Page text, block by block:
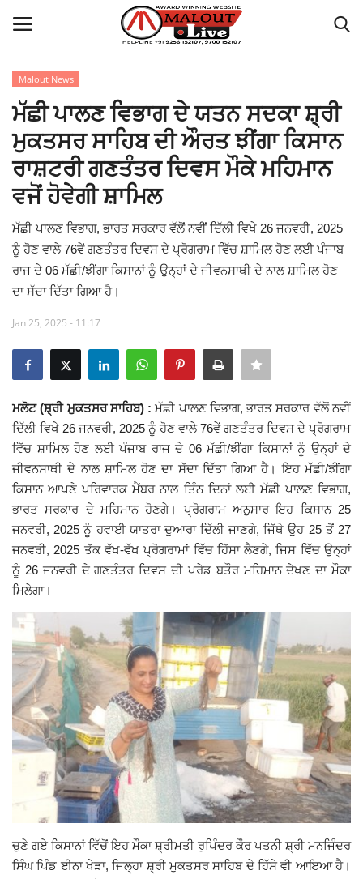
Home
About Us
How to Reach Malout
Privacy Policy
History of Malout
Railway Time Table
Lambi
Sri Muktsar Sahib News
Punjab
Life & Style
Important
Contact Us
Malout News
ਮੱਛੀ ਪਾਲਣ ਵਿਭਾਗ ਦੇ ਯਤਨ ਸਦਕਾ ਸ਼੍ਰੀ
ਮੁਕਤਸਰ ਸਾਹਿਬ ਦੀ ਔਰਤ ਝੀਂਗਾ ਕਿਸਾਨ
ਰਾਸ਼ਟਰੀ ਗਣਤੰਤਰ ਦਿਵਸ ਮੌਕੇ ਮਹਿਮਾਨ
ਵਜੋਂ ਹੋਵੇਗੀ ਸ਼ਾਮਿਲ
ਮੱਛੀ ਪਾਲਣ ਵਿਭਾਗ, ਭਾਰਤ ਸਰਕਾਰ ਵੱਲੋਂ ਨਵੀਂ ਦਿੱਲੀ ਵਿਖੇ 26 ਜਨਵਰੀ, 2025
ਨੂੰ ਹੋਣ ਵਾਲੇ 76ਵੇਂ ਗਣਤੰਤਰ ਦਿਵਸ ਦੇ ਪ੍ਰੋਗਰਾਮ ਵਿੱਚ ਸ਼ਾਮਿਲ ਹੋਣ ਲਈ ਪੰਜਾਬ
ਰਾਜ ਦੇ 06 ਮੱਛੀ/ਝੀਂਗਾ ਕਿਸਾਨਾਂ ਨੂੰ ਉਨ੍ਹਾਂ ਦੇ ਜੀਵਨਸਾਥੀ ਦੇ ਨਾਲ ਸ਼ਾਮਿਲ ਹੋਣ
ਦਾ ਸੱਦਾ ਦਿੱਤਾ ਗਿਆ ਹੈ।
Jan 25, 2025 - 11:17
ਮਲੋਟ (ਸ਼੍ਰੀ ਮੁਕਤਸਰ ਸਾਹਿਬ) : ਮੱਛੀ ਪਾਲਣ ਵਿਭਾਗ, ਭਾਰਤ ਸਰਕਾਰ ਵੱਲੋਂ ਨਵੀਂ
ਦਿੱਲੀ ਵਿਖੇ 26 ਜਨਵਰੀ, 2025 ਨੂੰ ਹੋਣ ਵਾਲੇ 76ਵੇਂ ਗਣਤੰਤਰ ਦਿਵਸ ਦੇ ਪ੍ਰੋਗਰਾਮ
ਵਿੱਚ ਸ਼ਾਮਿਲ ਹੋਣ ਲਈ ਪੰਜਾਬ ਰਾਜ ਦੇ 06 ਮੱਛੀ/ਝੀਂਗਾ ਕਿਸਾਨਾਂ ਨੂੰ ਉਨ੍ਹਾਂ ਦੇ
ਜੀਵਨਸਾਥੀ ਦੇ ਨਾਲ ਸ਼ਾਮਿਲ ਹੋਣ ਦਾ ਸੱਦਾ ਦਿੱਤਾ ਗਿਆ ਹੈ। ਇਹ ਮੱਛੀ/ਝੀਂਗਾ
ਕਿਸਾਨ ਆਪਣੇ ਪਰਿਵਾਰਕ ਮੈਂਬਰ ਨਾਲ ਤਿੰਨ ਦਿਨਾਂ ਲਈ ਮੱਛੀ ਪਾਲਣ ਵਿਭਾਗ,
ਭਾਰਤ ਸਰਕਾਰ ਦੇ ਮਹਿਮਾਨ ਹੋਣਗੇ। ਪ੍ਰੋਗਰਾਮ ਅਨੁਸਾਰ ਇਹ ਕਿਸਾਨ 25
ਜਨਵਰੀ, 2025 ਨੂੰ ਹਵਾਈ ਯਾਤਰਾ ਦੁਆਰਾ ਦਿੱਲੀ ਜਾਣਗੇ, ਜਿੱਥੇ ਉਹ 25 ਤੋਂ 27
ਜਨਵਰੀ, 2025 ਤੱਕ ਵੱਖ-ਵੱਖ ਪ੍ਰੋਗਰਾਮਾਂ ਵਿੱਚ ਹਿੱਸਾ ਲੈਣਗੇ, ਜਿਸ ਵਿੱਚ ਉਨ੍ਹਾਂ
ਨੂੰ 26 ਜਨਵਰੀ ਦੇ ਗਣਤੰਤਰ ਦਿਵਸ ਦੀ ਪਰੇਡ ਬਤੌਰ ਮਹਿਮਾਨ ਦੇਖਣ ਦਾ ਮੌਕਾ
ਮਿਲੇਗਾ।
ਚੁਣੇ ਗਏ ਕਿਸਾਨਾਂ ਵਿੱਚੋਂ ਇਹ ਮੌਕਾ ਸ਼੍ਰੀਮਤੀ ਰੁਪਿੰਦਰ ਕੌਰ ਪਤਨੀ ਸ਼੍ਰੀ ਮਨਜਿੰਦਰ
ਸਿੰਘ ਪਿੰਡ ਈਨਾ ਖੇੜਾ, ਜਿਲ੍ਹਾ ਸ਼੍ਰੀ ਮੁਕਤਸਰ ਸਾਹਿਬ ਦੇ ਹਿੱਸੇ ਵੀ ਆਇਆ ਹੈ।